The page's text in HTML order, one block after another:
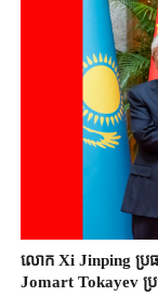
លោក Xi Jinping ប្រធ
Jomart ​Tokayev ​ប្រ